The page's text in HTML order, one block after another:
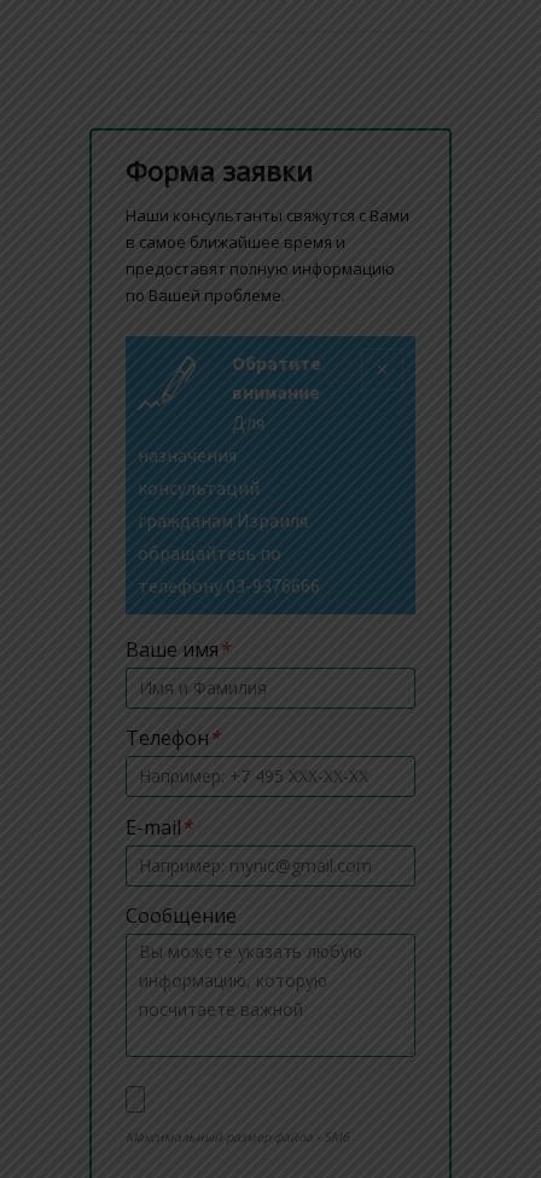
Форма заявки
Наши консультанты свяжутся с Вами
в самое ближайшее время и
предоставят полную информацию
по Вашей проблеме.
Обратите
внимание
Для
назначения
консультаций
гражданам Израиля
обращайтесь по
телефону 03-9376666
Ваше имя*
Телефон*
E-mail*
Сообщение
Максимальный размер файла - 5Мб